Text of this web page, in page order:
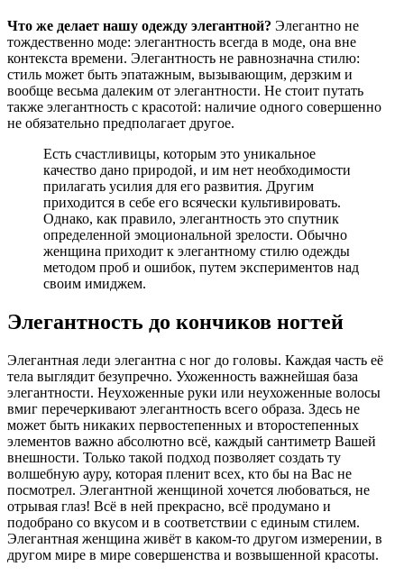
Что же делает нашу одежду элегантной? Элегантно не
тождественно моде: элегантность всегда в моде, она вне
контекста времени. Элегантность не равнозначна стилю:
стиль может быть эпатажным, вызывающим, дерзким и
вообще весьма далеким от элегантности. Не стоит путать
также элегантность с красотой: наличие одного совершенно
не обязательно предполагает другое.
Есть счастливицы, которым это уникальное
качество дано природой, и им нет необходимости
прилагать усилия для его развития. Другим
приходится в себе его всячески культивировать.
Однако, как правило, элегантность это спутник
определенной эмоциональной зрелости. Обычно
женщина приходит к элегантному стилю одежды
методом проб и ошибок, путем экспериментов над
своим имиджем.
Элегантность до кончиков ногтей
Элегантная леди элегантна с ног до головы. Каждая часть её
тела выглядит безупречно. Ухоженность важнейшая база
элегантности. Неухоженные руки или неухоженные волосы
вмиг перечеркивают элегантность всего образа. Здесь не
может быть никаких первостепенных и второстепенных
элементов важно абсолютно всё, каждый сантиметр Вашей
внешности. Только такой подход позволяет создать ту
волшебную ауру, которая пленит всех, кто бы на Вас не
посмотрел. Элегантной женщиной хочется любоваться, не
отрывая глаз! Всё в ней прекрасно, всё продумано и
подобрано со вкусом и в соответствии с единым стилем.
Элегантная женщина живёт в каком-то другом измерении, в
другом мире в мире совершенства и возвышенной красоты.